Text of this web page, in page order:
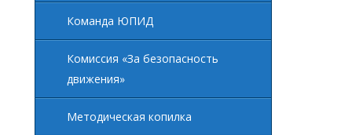
Команда ЮПИД
Комиссия «За безопасность
движения»
Методическая копилка